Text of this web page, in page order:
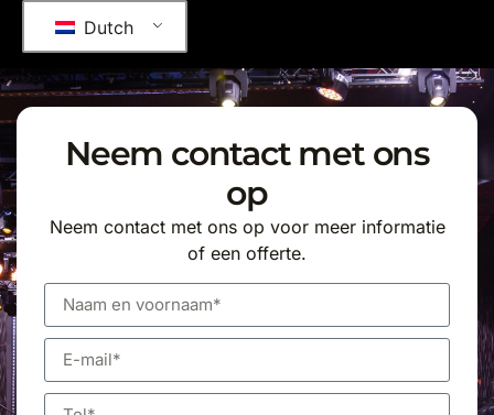
Dutch
Neem contact met ons
op
Neem contact met ons op voor meer informatie
of een offerte.